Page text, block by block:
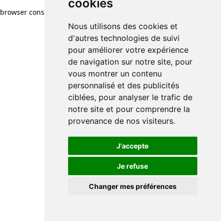
cookies
Nous utilisons des cookies et
d'autres technologies de suivi
pour améliorer votre expérience
de navigation sur notre site, pour
vous montrer un contenu
personnalisé et des publicités
ciblées, pour analyser le trafic de
notre site et pour comprendre la
provenance de nos visiteurs.
J'accepte
Je refuse
Changer mes préférences
browser console for more information)